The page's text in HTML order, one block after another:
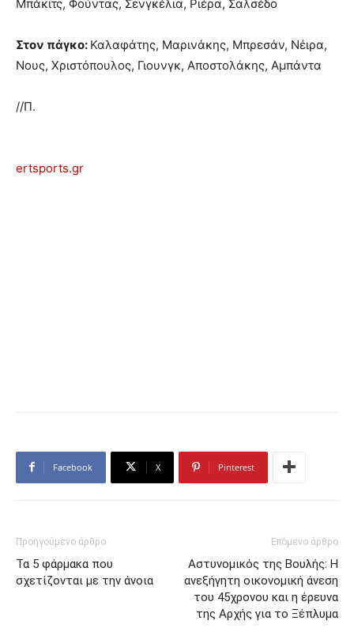
Μπάκιτς, Φούντας, Σενγκέλια, Ριέρα, Σαλσέδο
Στον πάγκο: Καλαφάτης, Μαρινάκης, Μπρεσάν, Νέιρα,
Νους, Χριστόπουλος, Γιουνγκ, Αποστολάκης, Αμπάντα
//Π.
ertsports.gr
Facebook X Pinterest
Προηγούμενο άρθρο
Τα 5 φάρμακα που
σχετίζονται με την άνοια
Επόμενο άρθρο
Αστυνομικός της Βουλής: Η
ανεξήγητη οικονομική άνεση
του 45χρονου και η έρευνα
της Αρχής για το Ξέπλυμα